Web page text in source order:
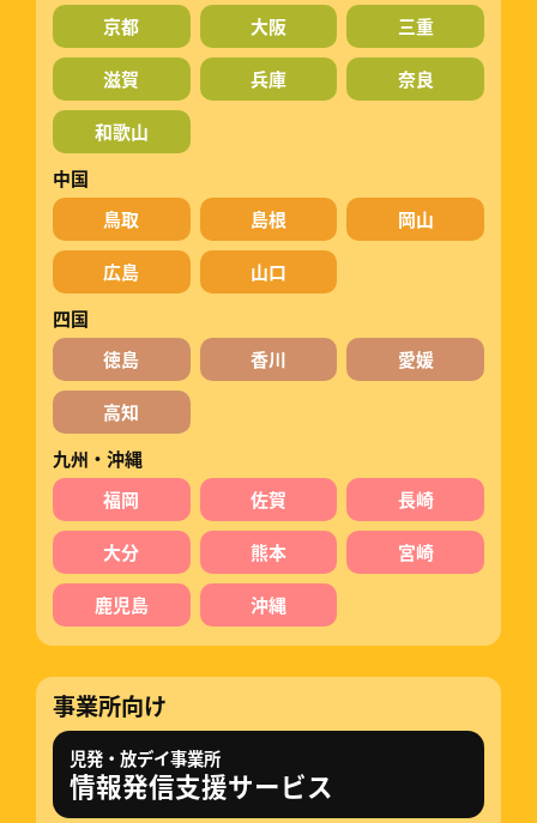
京都
大阪 三重
滋賀 兵庫 奈良
和歌山
中国
鳥取
島根 岡山
広島
山口
四国
徳島
香川 愛媛
高知
九州・沖縄
福岡
佐賀 長崎
大分 熊本 宮崎
鹿児島 沖縄
事業所向け
児発・放デイ事業所
情報発信支援サービス